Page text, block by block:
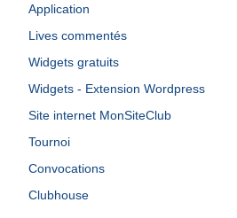
Application
Lives commentés
Widgets gratuits
Widgets - Extension Wordpress
Site internet MonSiteClub
Tournoi
Convocations
Clubhouse